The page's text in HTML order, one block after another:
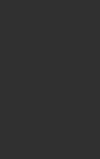
注意点をわかりやすく解説
ラウザやアプリから探す方法を
別の目安・回線ごとの平均を